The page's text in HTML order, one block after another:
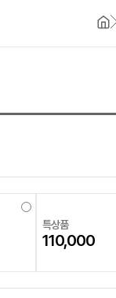
특상품
110,000